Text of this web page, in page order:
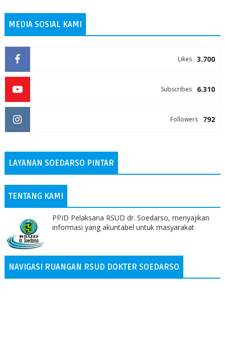
MEDIA SOSIAL KAMI
3.700
Likes
6.310
Subscribes
792
Followers
LAYANAN SOEDARSO PINTAR
TENTANG KAMI
PPID Pelaksana RSUD dr. Soedarso, menyajikan
informasi yang akuntabel untuk masyarakat
NAVIGASI RUANGAN RSUD DOKTER SOEDARSO